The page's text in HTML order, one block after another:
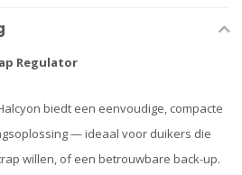
Regulator
biedt een eenvoudige, compacte
— ideaal voor duikers die
willen, of een betrouwbare back-up.